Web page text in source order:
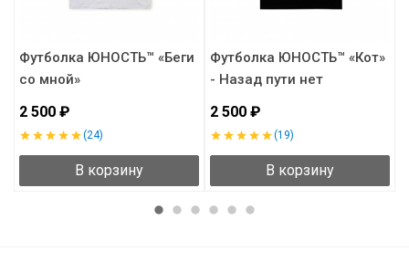
Футболка ЮНОСТЬ™ «Беги
со мной»
2 500 ₽
(24)
В корзину
Футболка ЮНОСТЬ™ «Кот»
- Назад пути нет
2 500 ₽
(19)
В корзину